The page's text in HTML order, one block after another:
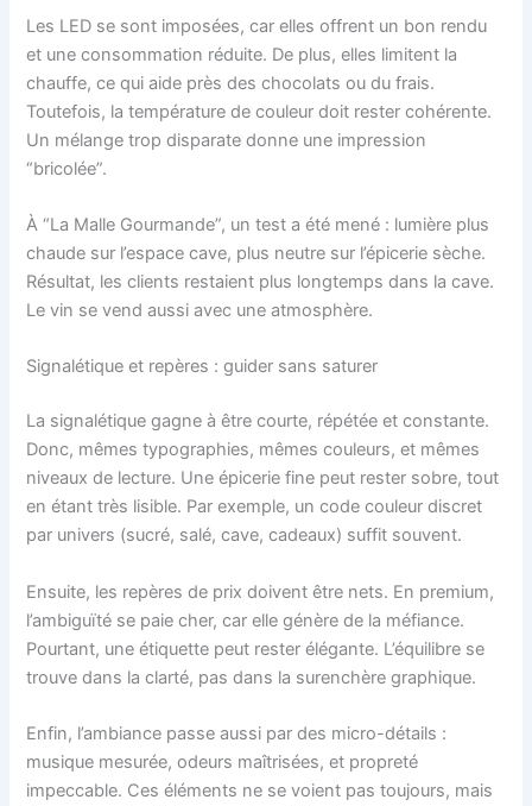
Les LED se sont imposées, car elles offrent un bon rendu
et une consommation réduite. De plus, elles limitent la
chauffe, ce qui aide près des chocolats ou du frais.
Toutefois, la température de couleur doit rester cohérente.
Un mélange trop disparate donne une impression
“bricolée”.
À “La Malle Gourmande”, un test a été mené : lumière plus
chaude sur l’espace cave, plus neutre sur l’épicerie sèche.
Résultat, les clients restaient plus longtemps dans la cave.
Le vin se vend aussi avec une atmosphère.
Signalétique et repères : guider sans saturer
La signalétique gagne à être courte, répétée et constante.
Donc, mêmes typographies, mêmes couleurs, et mêmes
niveaux de lecture. Une épicerie fine peut rester sobre, tout
en étant très lisible. Par exemple, un code couleur discret
par univers (sucré, salé, cave, cadeaux) suffit souvent.
Ensuite, les repères de prix doivent être nets. En premium,
l’ambiguïté se paie cher, car elle génère de la méfiance.
Pourtant, une étiquette peut rester élégante. L’équilibre se
trouve dans la clarté, pas dans la surenchère graphique.
Enfin, l’ambiance passe aussi par des micro-détails :
musique mesurée, odeurs maîtrisées, et propreté
impeccable. Ces éléments ne se voient pas toujours, mais